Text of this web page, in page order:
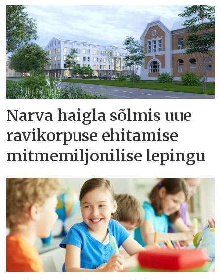
Narva haigla sõlmis uue
ravikorpuse ehitamise
mitmemiljonilise lepingu